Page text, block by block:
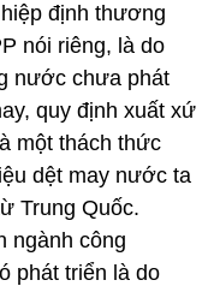
định thương
nói riêng, là do
nước chưa phát
quy định xuất xứ
một thách thức
dệt may nước ta
Trung Quốc.
ngành công
phát triển là do